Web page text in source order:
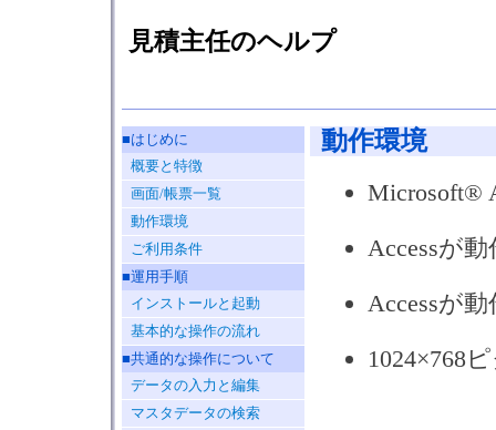
見積主任のヘルプ
動作環境
Microsoft®
Accessが
Accessが
1024×768
■はじめに
概要と特徴
画面/帳票一覧
動作環境
ご利用条件
■運用手順
インストールと起動
基本的な操作の流れ
■共通的な操作について
データの入力と編集
マスタデータの検索